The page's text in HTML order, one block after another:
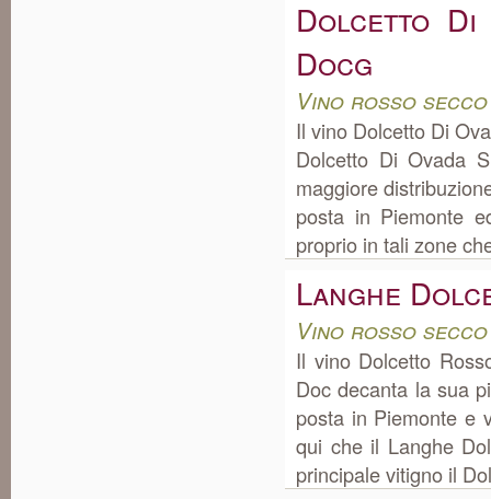
Dolcetto Di
Docg
Vino rosso secco
Il vino Dolcetto Di
Dolcetto Di Ovada
maggiore
posta in Piemonte
proprio in tali zone
Langhe
Vino rosso secco
Il vino Dolcetto
Doc decanta la sua
posta in Piemonte e
qui che il Langhe
principale vitigno il